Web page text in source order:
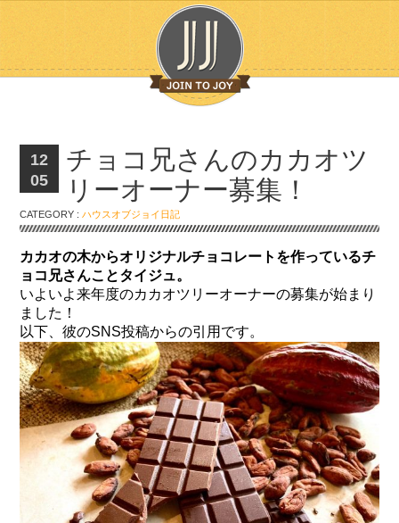
12
05
チョコ兄さんのカカオツ
リーオーナー募集！
CATEGORY :ハウスオブジョイ日記
カカオの木からオリジナルチョコレートを作っているチ
ョコ兄さんことタイジュ。
いよいよ来年度のカカオツリーオーナーの募集が始まり
ました！
以下、彼のSNS投稿からの引用です。